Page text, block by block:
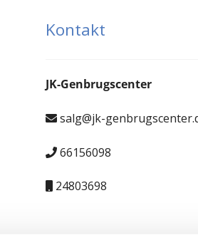
Kontakt
JK-Genbrugscenter
salg@jk-
66156098
24803698